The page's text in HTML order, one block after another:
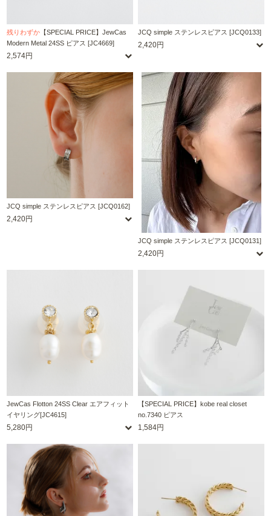
残りわずか 【SPECIAL PRICE】JewCas
Modern Metal 24SS ピアス [JC4669]
2,574円
JCQ simple ステンレスピアス [JCQ0133]
2,420円
JCQ simple ステンレスピアス [JCQ0162]
2,420円
JCQ simple ステンレスピアス [JCQ0131]
2,420円
JewCas Flotton 24SS Clear エアフィット
イヤリング[JC4615]
5,280円
【SPECIAL PRICE】kobe real closet
no.7340 ピアス
1,584円